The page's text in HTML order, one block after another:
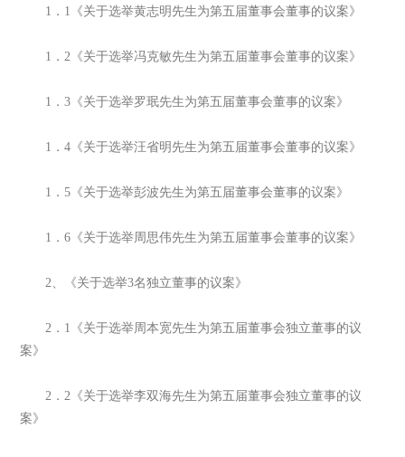
1．1《关于选举黄志明先生为第五届董事会董事的议案》
1．2《关于选举冯克敏先生为第五届董事会董事的议案》
1．3《关于选举罗珉先生为第五届董事会董事的议案》
1．4《关于选举汪省明先生为第五届董事会董事的议案》
1．5《关于选举彭波先生为第五届董事会董事的议案》
1．6《关于选举周思伟先生为第五届董事会董事的议案》
2、《关于选举3名独立董事的议案》
2．1《关于选举周本宽先生为第五届董事会独立董事的议
案》
2．2《关于选举李双海先生为第五届董事会独立董事的议
案》